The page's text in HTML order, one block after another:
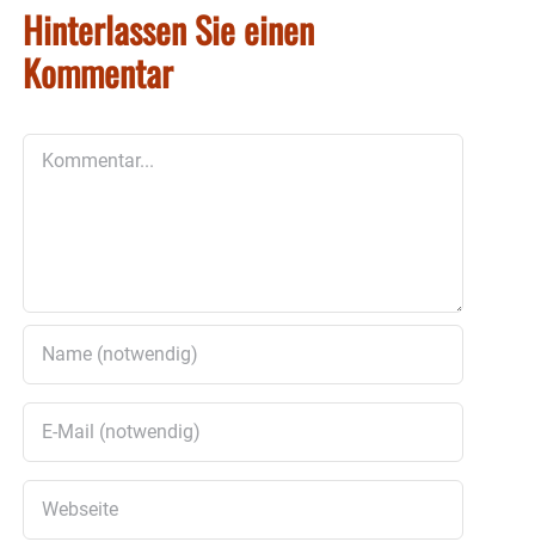
Hinterlassen Sie einen
Kommentar